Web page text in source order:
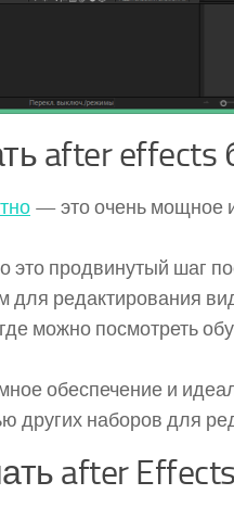
after effects
— это очень мощное
это продвинутый шаг
редактирования
можно посмотреть
обеспечение и
других наборов для
after